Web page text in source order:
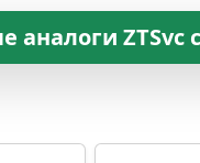
аналоги